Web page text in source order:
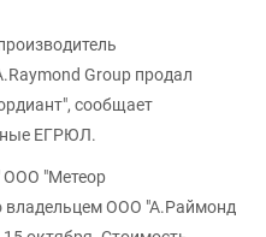
Group продал
сообщает
ЕГРЮЛ.
ООО "Метеор
владельцем ООО "А.Раймонд